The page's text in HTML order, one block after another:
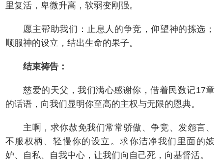
里复活，卑微升高，软弱变刚强。
愿主帮助我们：止息人的争竞，仰望神的拣选；
顺服神的设立，结出生命的果子。
结束祷告：
慈爱的天父，我们满心感谢你，借着民数记17章
的话语，向我们显明你至高的主权与无限的恩典。
主啊，求你赦免我们常常骄傲、争竞、发怨言、
不服权柄、轻慢你的设立。求你洁净我们里面的嫉
妒、自私、自我中心，让我们向自己死，向基督活。